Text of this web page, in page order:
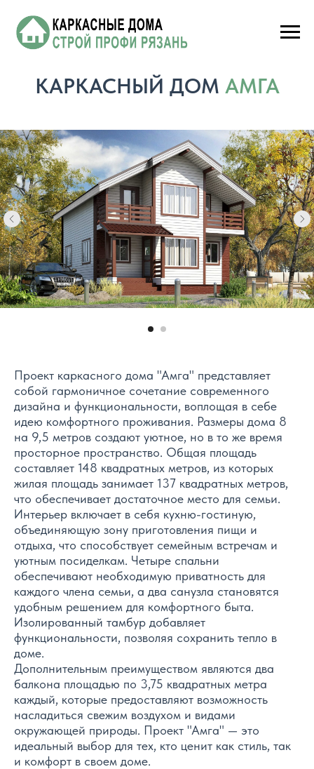
КАРКАСНЫЙ ДОМ АМГА
Проект каркасного дома "Амга" представляет
собой гармоничное сочетание современного
дизайна и функциональности, воплощая в себе
идею комфортного проживания. Размеры дома 8
на 9,5 метров создают уютное, но в то же время
просторное пространство. Общая площадь
составляет 148 квадратных метров, из которых
жилая площадь занимает 137 квадратных метров,
что обеспечивает достаточное место для семьи.
Интерьер включает в себя кухню-гостиную,
объединяющую зону приготовления пищи и
отдыха, что способствует семейным встречам и
уютным посиделкам. Четыре спальни
обеспечивают необходимую приватность для
каждого члена семьи, а два санузла становятся
удобным решением для комфортного быта.
Изолированный тамбур добавляет
функциональности, позволяя сохранить тепло в
доме.
Дополнительным преимуществом являются два
балкона площадью по 3,75 квадратных метра
каждый, которые предоставляют возможность
насладиться свежим воздухом и видами
окружающей природы. Проект "Амга" — это
идеальный выбор для тех, кто ценит как стиль, так
и комфорт в своем доме.